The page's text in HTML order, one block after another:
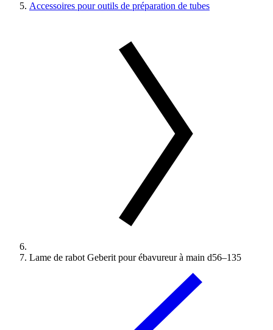
Accessoires pour outils de préparation de tubes
Lame de rabot Geberit pour ébavureur à main d56–135